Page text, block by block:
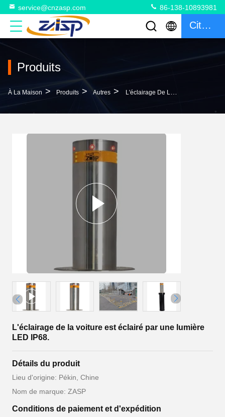
service@cnzasp.com 86-138-10893981
Citation
Produits
À La Maison > Produits > Autres > L'éclairage De La Voiture Est Éclairé Par Une Lumière LED IP68.
L'éclairage de la voiture est éclairé par une lumière
LED IP68.
Détails du produit
Lieu d'origine: Pékin, Chine
Nom de marque: ZASP
Conditions de paiement et d'expédition